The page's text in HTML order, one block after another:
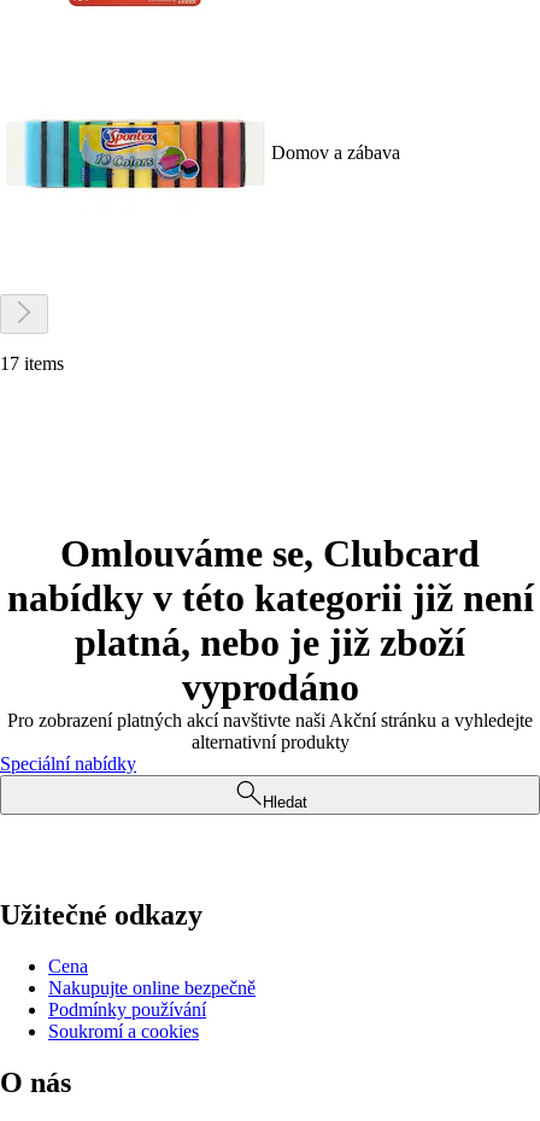
Domov a zábava
17 items
Omlouváme se, Clubcard
nabídky v této kategorii již není
platná, nebo je již zboží
vyprodáno
Pro zobrazení platných akcí navštivte naši Akční stránku a vyhledejte
alternativní produkty
Speciální nabídky
Hledat
Užitečné odkazy
Cena
Nakupujte online bezpečně
Podmínky používání
Soukromí a cookies
O nás